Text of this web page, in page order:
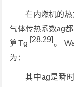
在内燃机的
气体传热系数ag
算Tg [28,29]。
为：
其中ag是瞬